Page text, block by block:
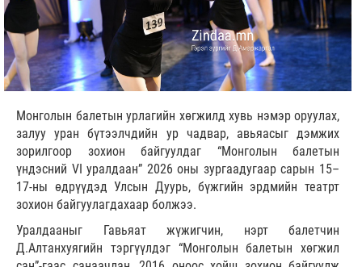
Монголын балетын урлагийн хөгжилд хувь нэмэр оруулах,
залуу уран бүтээлчдийн ур чадвар, авьяасыг дэмжих
зорилгоор зохион байгуулдаг “Монголын балетын
үндэсний VI уралдаан” 2026 оны зургаадугаар сарын 15–
17-ны өдрүүдэд Улсын Дуурь, бүжгийн эрдмийн театрт
зохион байгуулагдахаар болжээ.
Уралдааныг Гавьяат жүжигчин, нэрт балетчин
Д.Алтанхуягийн тэргүүлдэг “Монголын балетын хөгжил